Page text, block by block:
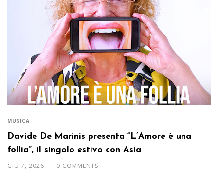
MUSICA
Davide De Marinis presenta “L’Amore è una
follia”, il singolo estivo con Asia
GIU 7, 2026 0 COMMENTS